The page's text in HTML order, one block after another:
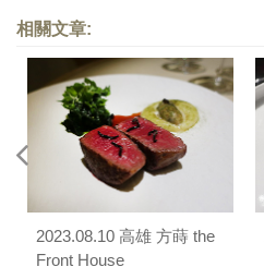
相關文章:
2023.08.10 高雄 方蒔 the
Front House